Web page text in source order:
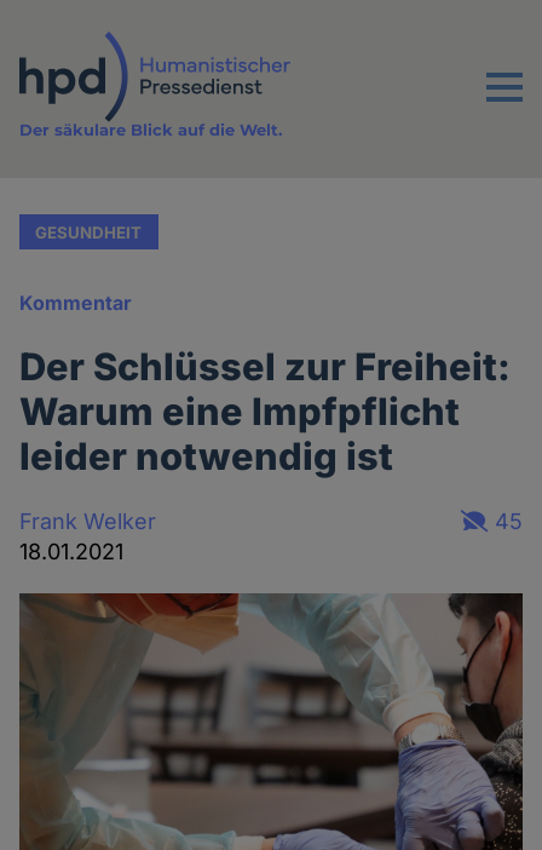
Inhalt
Menu
Der säkulare Blick auf die Welt.
GESUNDHEIT
Kommentar
Der Schlüssel zur Freiheit:
Warum eine Impfpflicht
leider notwendig ist
Frank Welker
18.01.2021
45